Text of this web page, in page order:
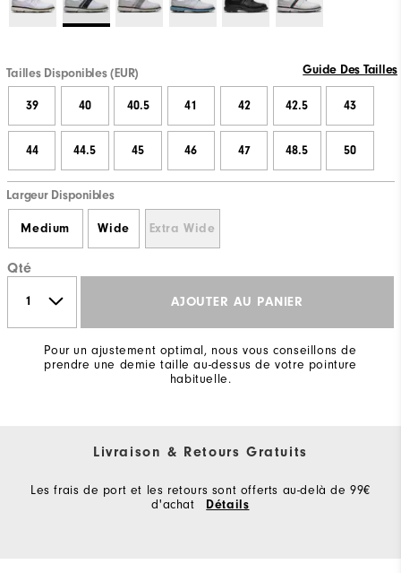
Tailles Disponibles (EUR) Guide Des Tailles
39 40 40.5 41 42 42.5 43
44 44.5 45 46 47 48.5 50
Largeur Disponibles
Medium Wide Extra Wide
Qté
AJOUTER AU PANIER
Pour un ajustement optimal, nous vous conseillons de
prendre une demie taille au-dessus de votre pointure
habituelle.
Livraison & Retours Gratuits
Les frais de port et les retours sont offerts au-delà de 99€
d'achat
Détails